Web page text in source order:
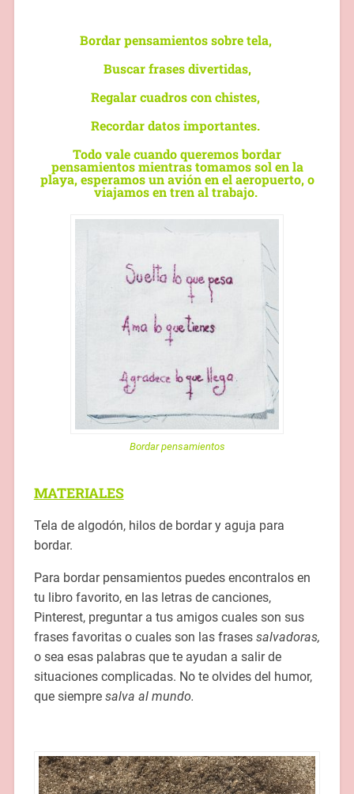
Bordar pensamientos sobre tela,
Buscar frases divertidas,
Regalar cuadros con chistes,
Recordar datos importantes.
Todo vale cuando queremos bordar
pensamientos mientras tomamos sol en la
playa, esperamos unaviónen el aeropuerto, o
viajamos en tren al trabajo.
Bordar pensamientos
MATERIALES
Tela de algodón, hilos de bordar y aguja para
bordar.
Para bordar pensamientos puedes encontralos en
tu libro favorito, en las letras de canciones,
Pinterest, preguntar a tus amigos cuales son sus
frases favoritas o cuales son las frases salvadoras,
o sea esas palabras que te ayudan a salir de
situaciones complicadas. No te olvides del humor,
que siempre salva al mundo.